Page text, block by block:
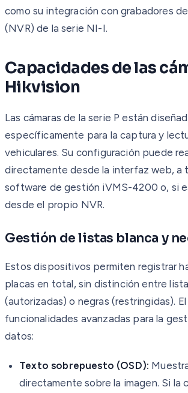
como su integración con grabadores
(NVR) de la serie NI-I.
Capacidades de las
Hikvision
Las cámaras de la serie P están
específicamente para la captura y
vehiculares. Su configuración puede
directamente desde la interfaz web, a
software de gestión iVMS-4200 o, si
desde el propio NVR.
Gestión de listas blanca y
Estos dispositivos permiten registrar
placas en total, sin distinción entre
(autorizadas) o negras (restringidas).
funcionalidades avanzadas para la
datos:
Texto sobrepuesto (OSD):
directamente sobre la imagen. Si la